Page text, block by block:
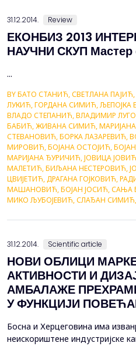
31.12.2014. Review
ЕКОНБИЗ 2013
НАУЧНИ СКУП Мастер
...
BY БАТО СТАНИЋ, СВЕТЛАНА
ЛУКИЋ, ГОРДАНА СИМИЋ,
ВЛАДО СТЕПАНИЋ, ВЛАДИМИР
БАБИЋ, ЖИВАНА СИМИЋ,
СТЕВАНОВИЋ, БОРКА ЛАЗАРЕВИЋ,
МИРОВИЋ, БОЈАНА ОСТОЈИЋ,
МАРИЈАНА ЂУРИЧИЋ, ЈОВИЦА
МАЛЕТИЋ, БИЉАНА НЕСТЕРОВИЋ,
ЦВИЈЕТИЋ, ДРАГАНА ГОЈКОВИЋ,
МАШАНОВИЋ, БОЈАН ЈОСИЋ, САЊА
МИКО ЉУБОЈЕВИЋ, СЛАЂАН
31.12.2014. Scientific article
НОВИ ОБЛИЦИ
АКТИВНОСТИ И
АМБАЛАЖЕ
У ФУНКЦИЈИ
Босна и Херцеговина има
неискориштене индустријске